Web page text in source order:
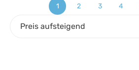
Seite
1
Seite
2
Seite
3
Seite
4